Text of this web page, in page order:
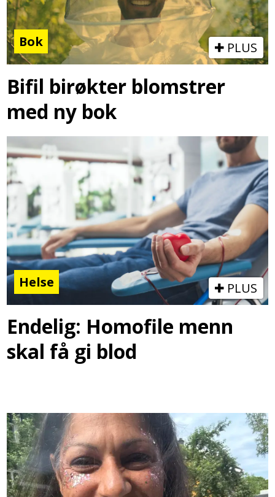
Bok PLUS
Bifil birøkter blomstrer
med ny bok
Helse PLUS
Endelig: Homofile menn
skal få gi blod